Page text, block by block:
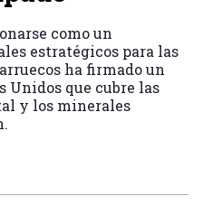
como un
estratégicos para las
ha firmado un
Unidos que cubre las
y los minerales